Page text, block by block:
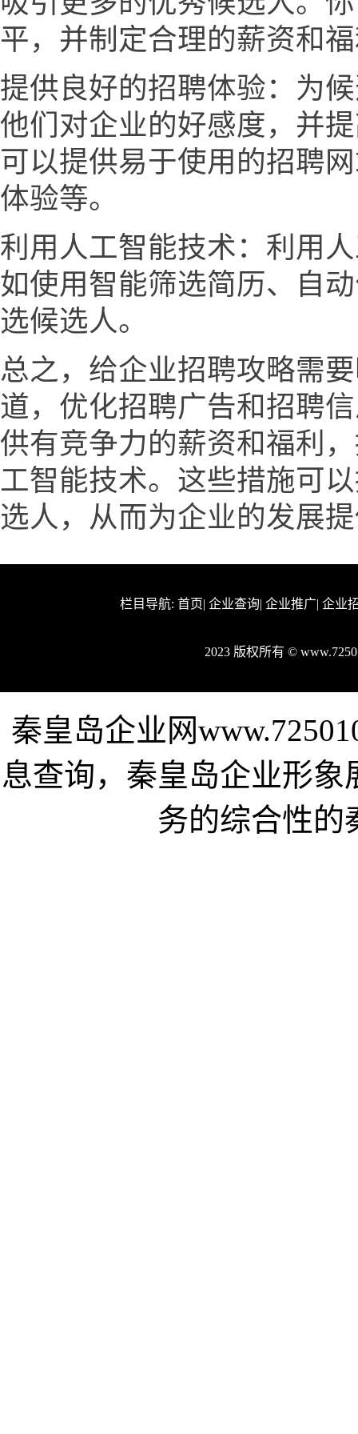
平，并制定合理的薪资和
提供良好的招聘体验：为
他们对企业的好感度，并
可以提供易于使用的招聘
体验等。
利用人工智能技术：利用
如使用智能筛选简历、自
选候选人。
总之，给企业招聘攻略需
道，优化招聘广告和招聘
供有竞争力的薪资和福利
工智能技术。这些措施可
选人，从而为企业的发展
栏目导航: 首页| 企业查询| 企业推广| 企业
2023 版权所有 ©
秦皇岛企业网
息查询，秦皇岛企业形
务的综合性的